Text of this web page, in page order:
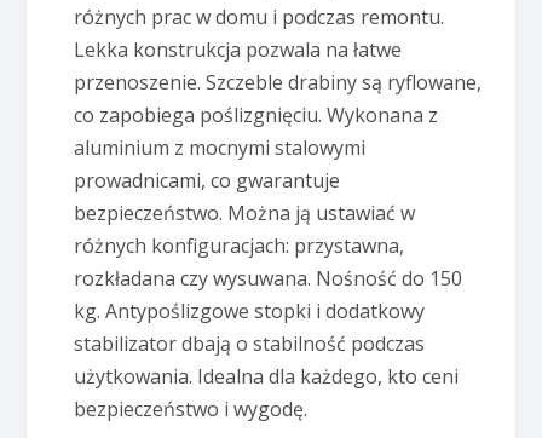
różnych prac w domu i podczas remontu.
Lekka konstrukcja pozwala na łatwe
przenoszenie. Szczeble drabiny są ryflowane,
co zapobiega poślizgnięciu. Wykonana z
aluminium z mocnymi stalowymi
prowadnicami, co gwarantuje
bezpieczeństwo. Można ją ustawiać w
różnych konfiguracjach: przystawna,
rozkładana czy wysuwana. Nośność do 150
kg. Antypoślizgowe stopki i dodatkowy
stabilizator dbają o stabilność podczas
użytkowania. Idealna dla każdego, kto ceni
bezpieczeństwo i wygodę.